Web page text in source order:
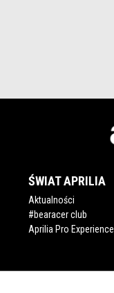
ŚWIAT APRILIA
Aktualności
#bearacer club
Aprilia Pro Experience